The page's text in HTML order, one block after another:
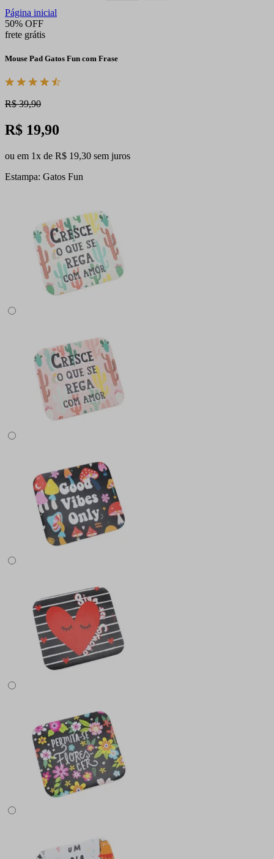
Página inicial
50% OFF
frete grátis
Mouse Pad Gatos Fun com Frase
R$ 39,90
R$ 19,90
ou em 1x de R$ 19,30 sem juros
Estampa: Gatos Fun